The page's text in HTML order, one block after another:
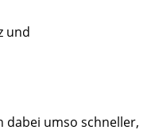
und
dabei umso schneller,